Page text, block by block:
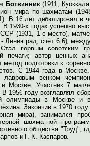
Ботвинник(1911,
мира по шахматам
В 16 лет дебютировал
В 1930-х годах успешно
(1931, 1-е место),
счёт 6:6),
первым советским
печати; автор ценных
подготовки к
С 1944 года в
венком
Москве. Участник 7
В 1956 году возглавлял
олимпиады в Москве и
Закончив в 1970
мира), занимался
шахматной
общества "Труд",
и Г. К. Каспаров.